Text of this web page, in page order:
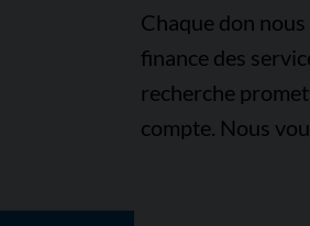
Chaque don
finance des
recherche
compte. Nous